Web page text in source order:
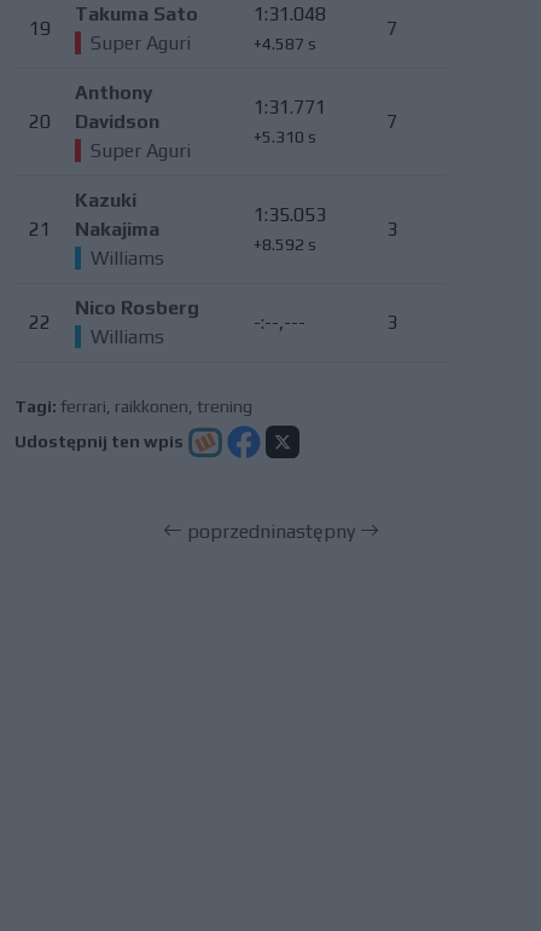
19
Takuma Sato
Super Aguri
1:31.048
+4.587 s
7
20
Anthony
Davidson
Super Aguri
1:31.771
+5.310 s
7
21
Kazuki
Nakajima
Williams
1:35.053
+8.592 s
3
22
Nico Rosberg
Williams
-:--,--- 3
Tagi: ferrari raikkonen trening
Udostępnij ten wpis
poprzedninastępny